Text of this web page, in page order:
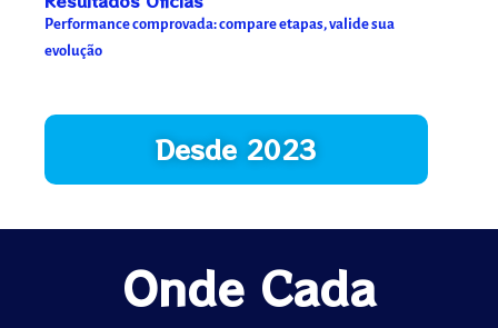
Performance comprovada: compare etapas, valide sua
evolução
Desde 2023
Onde Cada